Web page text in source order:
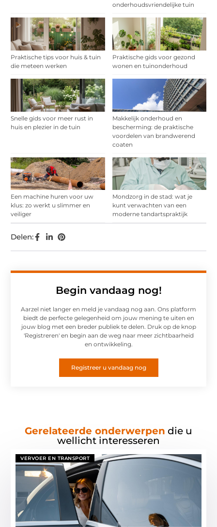
onderhoudsvriendelijke tuin
Praktische tips voor huis & tuin
die meteen werken
Praktische gids voor gezond
wonen en tuinonderhoud
Snelle gids voor meer rust in
huis en plezier in de tuin
Makkelijk onderhoud en
bescherming: de praktische
voordelen van brandwerend
coaten
Een machine huren voor uw
klus: zo werkt u slimmer en
veiliger
Mondzorg in de stad: wat je
kunt verwachten van een
moderne tandartspraktijk
Begin vandaag nog!
Aarzel niet langer en meld je vandaag nog aan. Ons platform
biedt de perfecte gelegenheid om jouw mening te uiten en
jouw blog met een breder publiek te delen. Druk op de knop
'Registreren' en begin aan de weg naar meer zichtbaarheid
en ontwikkeling.
Registreer u vandaag nog
Delen:
Gerelateerde onderwerpen die u
wellicht interesseren
VERVOER EN TRANSPORT